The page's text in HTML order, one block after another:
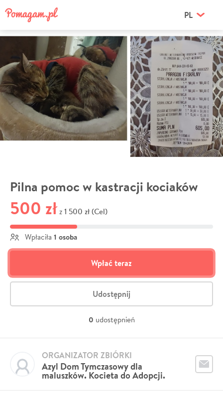
PL
Pilna pomoc w kastracji kociaków
500 zł z 1 500 zł (Cel)
Wpłaciła 1 osoba
Wpłać teraz
Udostępnij
0 udostępnień
Azyl Dom Tymczasowy dla
maluszków. Kocieta do Adopcji.
ORGANIZATOR ZBIÓRKI